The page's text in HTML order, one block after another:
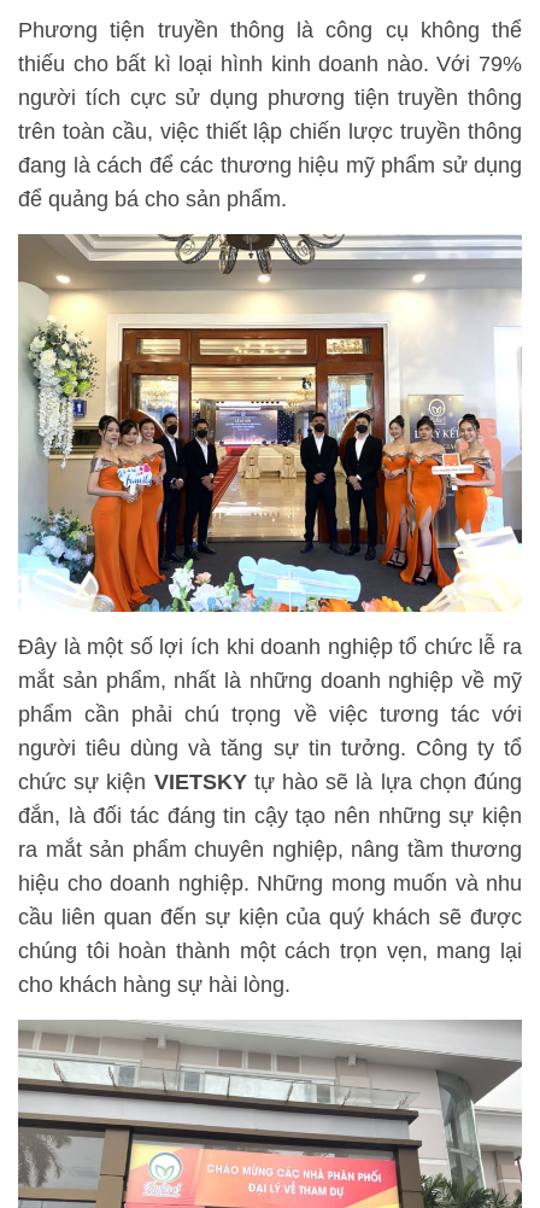
Phương tiện truyền thông là công cụ không thể
thiếu cho bất kì loại hình kinh doanh nào. Với 79%
người tích cực sử dụng phương tiện truyền thông
trên toàn cầu, việc thiết lập chiến lược truyền thông
đang là cách để các thương hiệu mỹ phẩm sử dụng
để quảng bá cho sản phẩm.
Đây là một số lợi ích khi doanh nghiệp tổ chức lễ ra
mắt sản phẩm, nhất là những doanh nghiệp về mỹ
phẩm cần phải chú trọng về việc tương tác với
người tiêu dùng và tăng sự tin tưởng. Công ty tổ
chức sự kiện VIETSKYtự hào sẽ là lựa chọn đúng
đắn, là đối tác đáng tin cậy tạo nên những sự kiện
ra mắt sản phẩm chuyên nghiệp, nâng tầm thương
hiệu cho doanh nghiệp. Những mong muốn và nhu
cầu liên quan đến sự kiện của quý khách sẽ được
chúng tôi hoàn thành một cách trọn vẹn, mang lại
cho khách hàng sự hài lòng.